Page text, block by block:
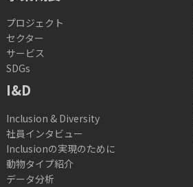
プロジェクト
セクター
サービス
SDGs
I&D
Inclusion & Diversity
社員インタビュー
Inclusionの実現のために
動物タイプ紹介
データ分析